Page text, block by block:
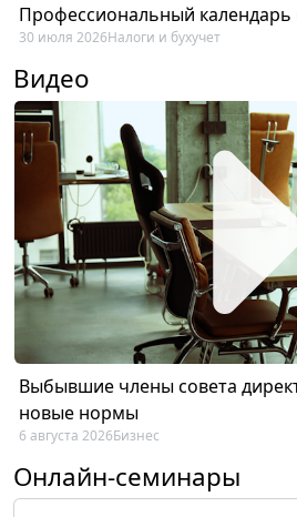
Профессиональный календарь
30 июля 2026Налоги и бухучет
Видео
Выбывшие члены совета
новые нормы
6 августа 2026Бизнес
Онлайн-семинары